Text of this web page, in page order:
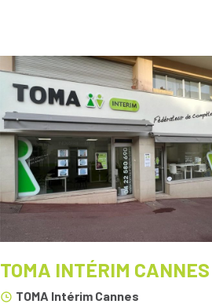
TOMA INTÉRIM CANNES
TOMA Intérim Cannes